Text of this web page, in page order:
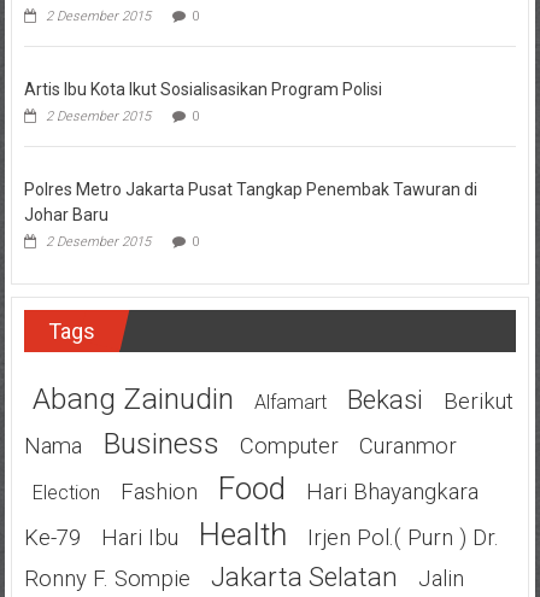
2 Desember 2015 0
Artis Ibu Kota Ikut Sosialisasikan Program Polisi
2 Desember 2015 0
Polres Metro Jakarta Pusat Tangkap Penembak Tawuran di
Johar Baru
2 Desember 2015 0
Tags
Abang Zainudin Alfamart Bekasi
Berikut
Nama
Business Computer Curanmor
Election Fashion Food
Hari Bhayangkara
Ke-79
Hari Ibu Health
Irjen Pol.( Purn ) Dr.
Ronny F. Sompie
Jakarta Selatan
Jalin